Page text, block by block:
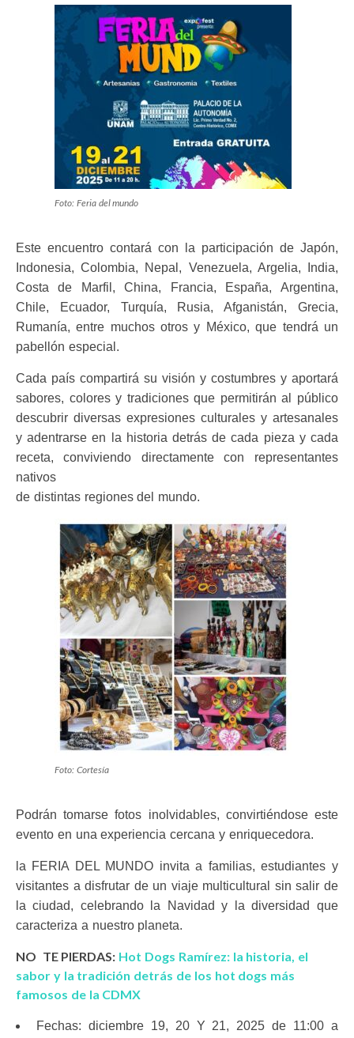
Foto: Feria del mundo
Este encuentro contará con la participación de Japón,
Indonesia, Colombia, Nepal, Venezuela, Argelia, India,
Costa de Marfil, China, Francia, España, Argentina,
Chile, Ecuador, Turquía, Rusia, Afganistán, Grecia,
Rumanía, entre muchos otros y México, que tendrá un
pabellón especial.
Cada país compartirá su visión y costumbres y aportará
sabores, colores y tradiciones que permitirán al público
descubrir diversas expresiones culturales y artesanales
y adentrarse en la historia detrás de cada pieza y cada
receta, conviviendo directamente con representantes
nativos
de distintas regiones del mundo.
Foto: Cortesía
Podrán tomarse fotos inolvidables, convirtiéndose este
evento en una experiencia cercana y enriquecedora.
la FERIA DEL MUNDO invita a familias, estudiantes y
visitantes a disfrutar de un viaje multicultural sin salir de
la ciudad, celebrando la Navidad y la diversidad que
caracteriza a nuestro planeta.
NO TE PIERDAS: Hot Dogs Ramírez: la historia, el
sabor y la tradición detrás de los hot dogs más
famosos de la CDMX
Fechas: diciembre 19, 20 Y 21, 2025 de 11:00 a